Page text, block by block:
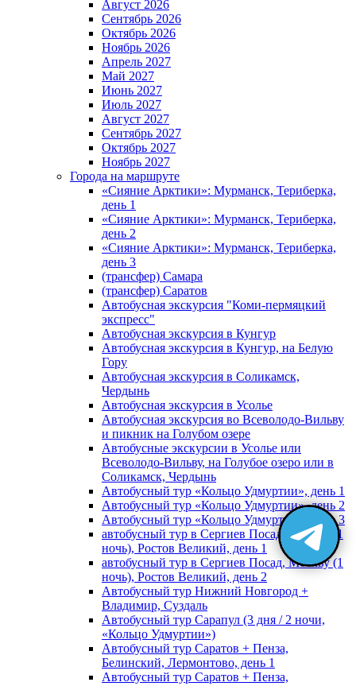
Август 2026
Сентябрь 2026
Октябрь 2026
Ноябрь 2026
Апрель 2027
Май 2027
Июнь 2027
Июль 2027
Август 2027
Сентябрь 2027
Октябрь 2027
Ноябрь 2027
Города на маршруте
«Сияние Арктики»: Мурманск, Териберка,
день 1
«Сияние Арктики»: Мурманск, Териберка,
день 2
«Сияние Арктики»: Мурманск, Териберка,
день 3
(трансфер) Самара
(трансфер) Саратов
Автобусная экскурсия "Коми-пермяцкий
экспресс"
Автобусная экскурсия в Кунгур
Автобусная экскурсия в Кунгур, на Белую
Гору
Автобусная экскурсия в Соликамск,
Чердынь
Автобусная экскурсия в Усолье
Автобусная экскурсия во Всеволодо-Вильву
и пикник на Голубом озере
Автобусные экскурсии в Усолье или
Всеволодо-Вильву, на Голубое озеро или в
Соликамск, Чердынь
Автобусный тур «Кольцо Удмуртии», день 1
Автобусный тур «Кольцо Удмуртии», день 2
Автобусный тур «Кольцо Удмуртии», день 3
автобусный тур в Сергиев Посад, Москву (1
ночь), Ростов Великий, день 1
автобусный тур в Сергиев Посад, Москву (1
ночь), Ростов Великий, день 2
Автобусный тур Нижний Новгород +
Владимир, Суздаль
Автобусный тур Сарапул (3 дня / 2 ночи,
«Кольцо Удмуртии»)
Автобусный тур Саратов + Пенза,
Белинский, Лермонтово, день 1
Автобусный тур Саратов + Пенза,